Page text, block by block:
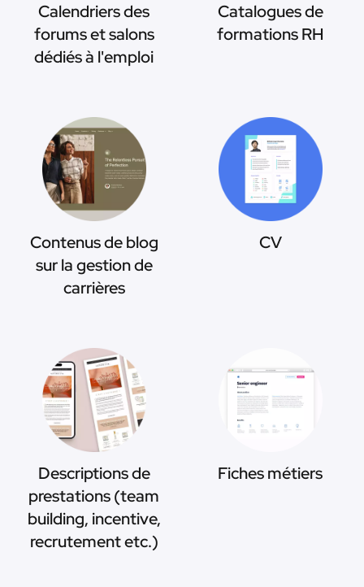
Calendriers des
forums et salons
dédiés à l'emploi
Catalogues de
formations RH
Contenus de blog
sur la gestion de
carrières
CV
Descriptions de
prestations (team
building, incentive,
recrutement etc.)
Fiches métiers